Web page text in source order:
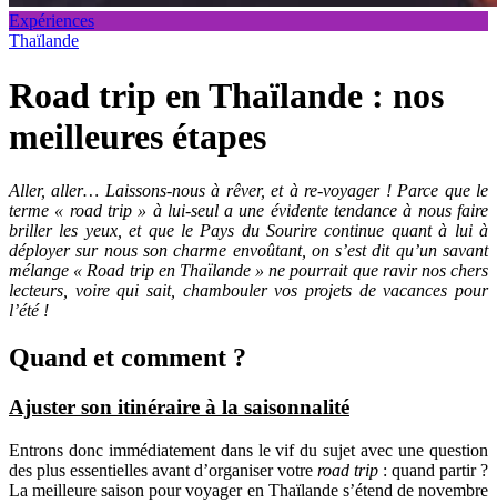
Expériences
Thaïlande
Road trip en Thaïlande : nos
meilleures étapes
Aller, aller… Laissons-nous à rêver, et à re-voyager ! Parce que le
terme « road trip » à lui-seul a une évidente tendance à nous faire
briller les yeux, et que le Pays du Sourire continue quant à lui à
déployer sur nous son charme envoûtant, on s’est dit qu’un savant
mélange « Road trip en Thaïlande » ne pourrait que ravir nos chers
lecteurs, voire qui sait, chambouler vos projets de vacances pour
l’été !
Quand et comment ?
Ajuster son itinéraire à la saisonnalité
Entrons donc immédiatement dans le vif du sujet avec une question
des plus essentielles avant d’organiser votre road trip : quand partir ?
La meilleure saison pour voyager en Thaïlande s’étend de novembre